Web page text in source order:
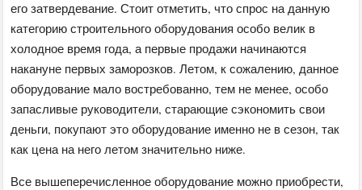
его затвердевание. Стоит отметить, что спрос на данную
категорию строительного оборудования особо велик в
холодное время года, а первые продажи начинаются
накануне первых заморозков. Летом, к сожалению, данное
оборудование мало востребованно, тем не менее, особо
запасливые руководители, старающие сэкономить свои
деньги, покупают это оборудование именно не в сезон, так
как цена на него летом значительно ниже.
Все вышеперечисленное оборудование можно приобрести,